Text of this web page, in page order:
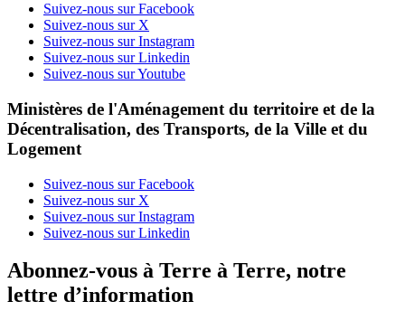
Suivez-nous sur Facebook
Suivez-nous sur X
Suivez-nous sur Instagram
Suivez-nous sur Linkedin
Suivez-nous sur Youtube
Ministères de l'Aménagement du territoire et de la
Décentralisation, des Transports, de la Ville et du
Logement
Suivez-nous sur Facebook
Suivez-nous sur X
Suivez-nous sur Instagram
Suivez-nous sur Linkedin
Abonnez-vous à Terre à Terre, notre
lettre d’information